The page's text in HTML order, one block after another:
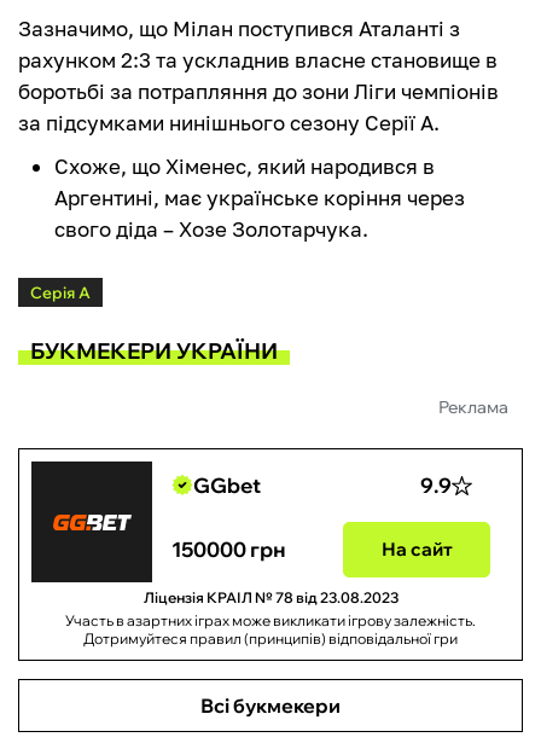
Зазначимо, що Мілан поступився Аталанті з
рахунком 2:3 та ускладнив власне становище в
боротьбі за потрапляння до зони Ліги чемпіонів
за підсумками нинішнього сезону Серії А.
Схоже, що Хіменес, який народився в
Аргентині, має українське коріння через
свого діда – Хозе Золотарчука.
Серія А
БУКМЕКЕРИ УКРАЇНИ
Реклама
GGbet 9.9
150000 грн На сайт
Ліцензія КРАІЛ № 78 від 23.08.2023
Участь в азартних іграх може викликати ігрову залежність.
Дотримуйтеся правил (принципів) відповідальної гри
Всі букмекери